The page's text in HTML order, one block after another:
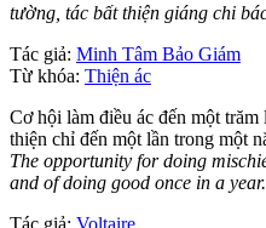
tường, tác bất thiện giáng chi
Tác giả: Minh Tâm Bảo Giám
Từ khóa: Thiện ác
Cơ hội làm điều ác đến một
thiện chỉ đến một lần trong một
The opportunity for doing
and of doing good once in a year.
Tác giả: Voltaire